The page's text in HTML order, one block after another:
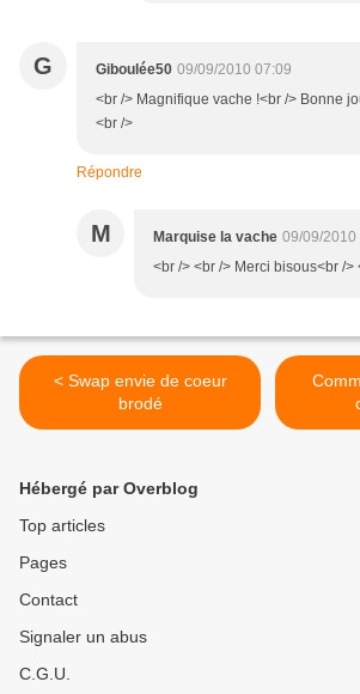
G Giboulée50 09/09/2010 07:09
<br /> Magnifique vache !<br /> Bonne
<br />
Répondre
M Marquise la vache 09/09/2010
<br /> <br /> Merci bisous<br />
< Swap envie de coeur
brodé
Hébergé par Overblog
Top articles
Pages
Contact
Signaler un abus
C.G.U.